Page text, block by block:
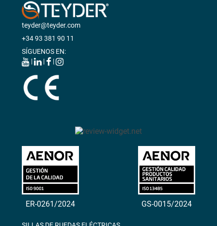
teyder@teyder.com
+34 93 381 90 11
SÍGUENOS EN:
|
| |
ER-0261/2024 GS-0015/2024